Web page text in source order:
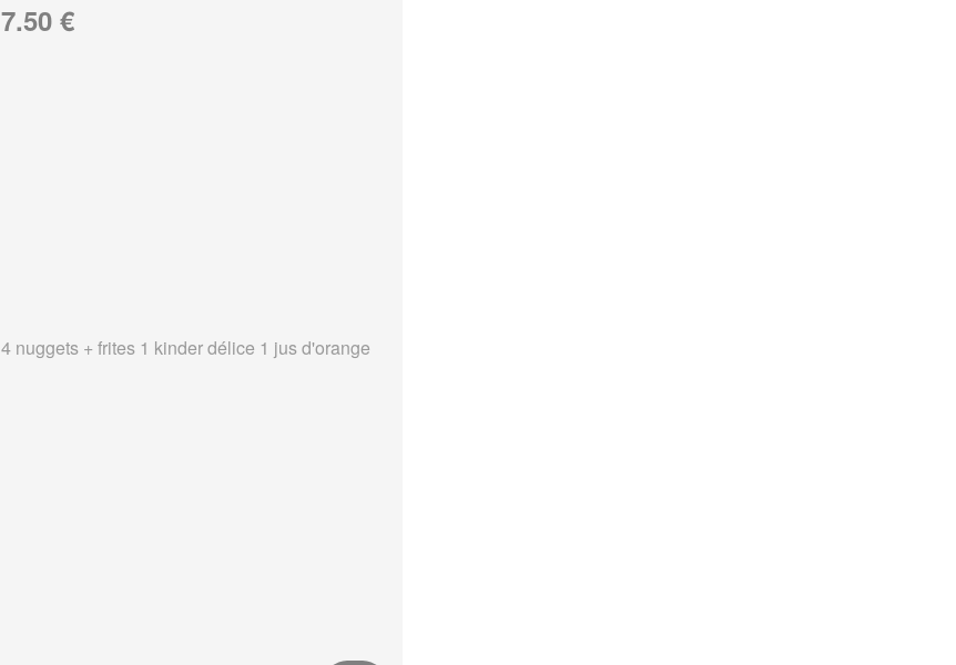
7.50 €
4 nuggets + frites 1 kinder délice 1 jus d'orange